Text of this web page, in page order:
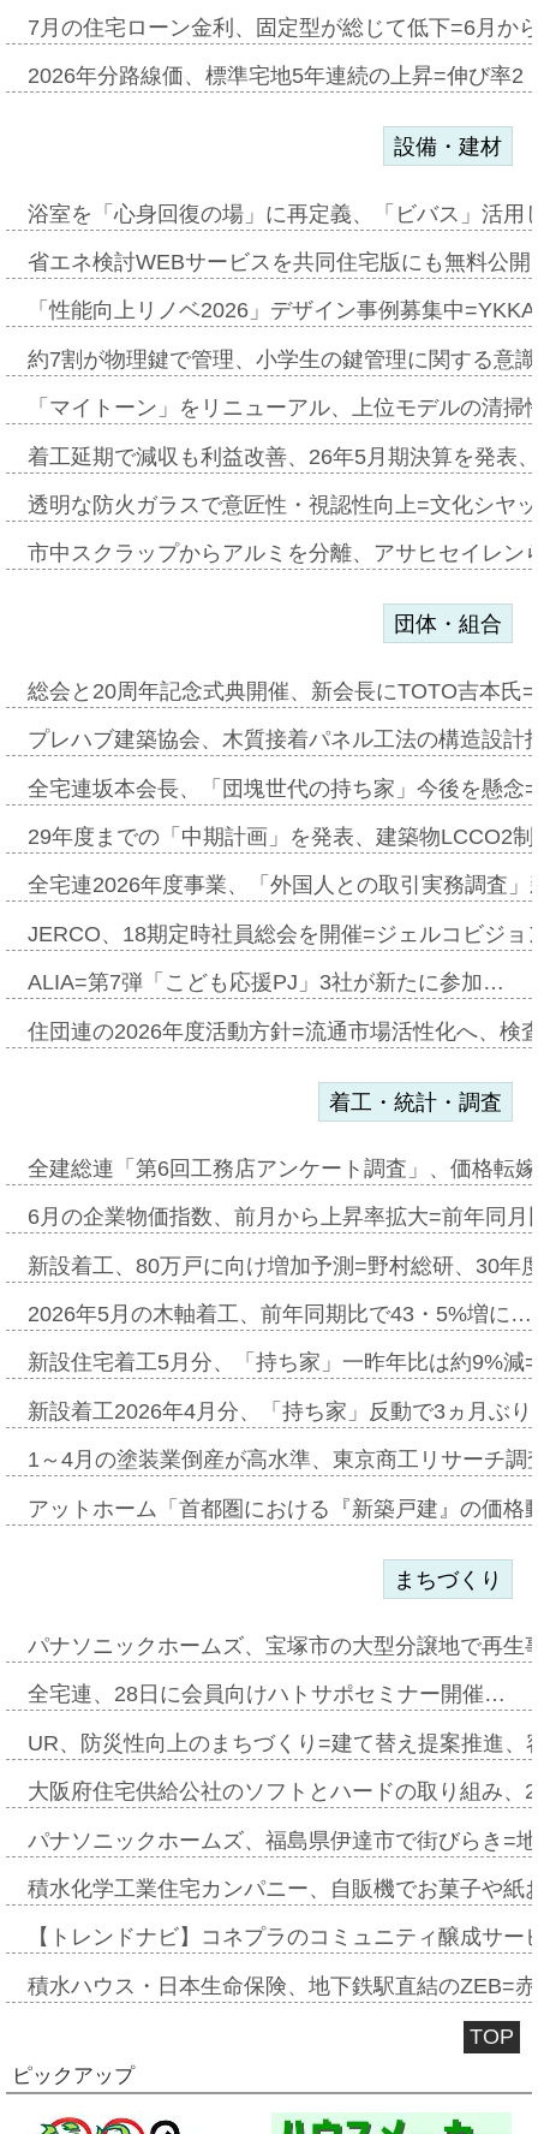
7月の住宅ローン金利、固定型が総じて低下=6月か
2026年分路線価、標準宅地5年連続の上昇=伸び率
設備・建材
浴室を「心身回復の場」に再定義、「ビバス」活
省エネ検討WEBサービスを共同住宅版にも無料公
「性能向上リノベ2026」デザイン事例募集中
約7割が物理鍵で管理、小学生の鍵管理に関する意
「マイトーン」をリニューアル、上位モデルの清
着工延期で減収も利益改善、26年5月期決算を発表
透明な防火ガラスで意匠性・視認性向上=文化シヤ
市中スクラップからアルミを分離、アサヒセイレ
団体・組合
総会と20周年記念式典開催、新会長にTOTO吉本氏
プレハブ建築協会、木質接着パネル工法の構造設
全宅連坂本会長、「団塊世代の持ち家」今後を懸
29年度までの「中期計画」を発表、建築物LCCO2
全宅連2026年度事業、「外国人との取引実務調査
JERCO、18期定時社員総会を開催=ジェルコビジ
ALIA=第7弾「こども応援PJ」3社が新たに参加…
住団連の2026年度活動方針=流通市場活性化へ、検
着工・統計・調査
全建総連「第6回工務店アンケート調査」、価格転
6月の企業物価指数、前月から上昇率拡大=前年同
新設着工、80万戸に向け増加予測=野村総研、30年
2026年5月の木軸着工、前年同期比で43・5%増に…
新設住宅着工5月分、「持ち家」一昨年比は約9%
新設着工2026年4月分、「持ち家」反動で3ヵ月ぶ
1～4月の塗装業倒産が高水準、東京商工リサーチ
アットホーム「首都圏における『新築戸建』の価
まちづくり
パナソニックホームズ、宝塚市の大型分譲地で再
全宅連、28日に会員向けハトサポセミナー開催…
UR、防災性向上のまちづくり=建て替え提案推進
大阪府住宅供給公社のソフトとハードの取り組み
パナソニックホームズ、福島県伊達市で街びらき=
積水化学工業住宅カンパニー、自販機でお菓子や
【トレンドナビ】コネプラのコミュニティ醸成サ
積水ハウス・日本生命保険、地下鉄駅直結のZEB=
TOP
ピックアップ